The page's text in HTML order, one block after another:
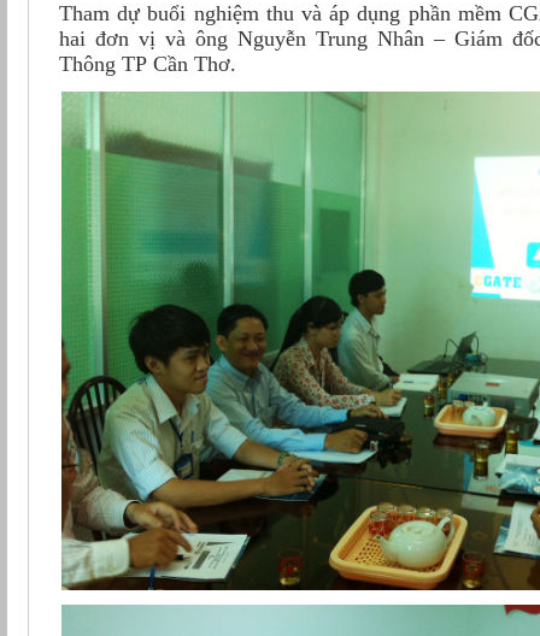
Tham dự buổi nghiệm thu và áp dụng phần mềm
hai đơn vị và ông Nguyễn Trung Nhân – Giám
Thông TP Cần Thơ.